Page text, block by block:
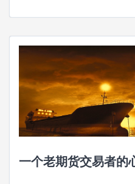
一个老期货交易者的